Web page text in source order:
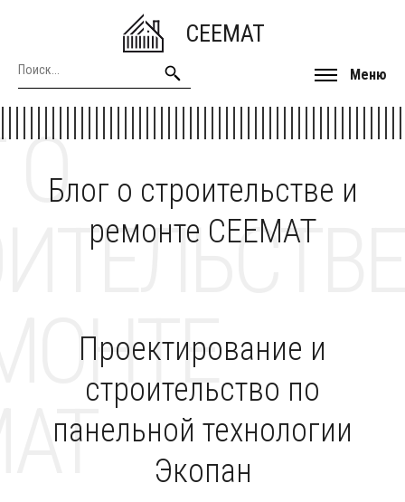
CEEMAT
Меню
Блог о строительстве и
ремонте CEEMAT
О
Проектирование и
строительство по
панельной технологии
Экопан